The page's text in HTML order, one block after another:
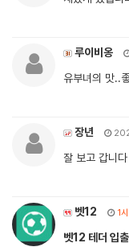
루이비옹
유부녀의 맛..
장년
잘 보고 갑니
벳12 1
벳12 테더 입